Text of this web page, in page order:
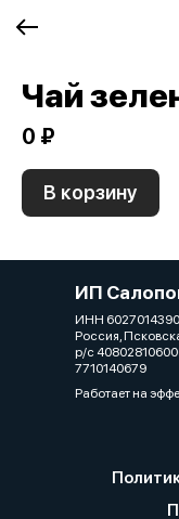
Чай
0 ₽
В корзину
ИП
ИНН
Россия,
р/с
7710140679
Работает на